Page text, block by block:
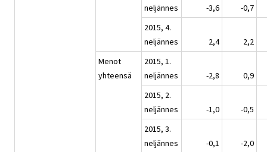
neljännes
-3,6
-0,7
2015, 4.
neljännes
2,4
2,2
Menot
yhteensä
2015, 1.
neljännes
-2,8
0,9
2015, 2.
neljännes
-1,0
-0,5
2015, 3.
neljännes
-0,1
-2,0